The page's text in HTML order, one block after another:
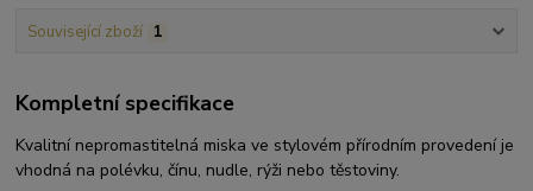
Související zboží 1
Kompletní specifikace
Kvalitní nepromastitelná miska ve stylovém přírodním provedení je
vhodná na polévku, čínu, nudle, rýži nebo těstoviny.